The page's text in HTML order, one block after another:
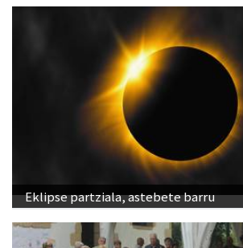
Eklipse partziala, astebete barru